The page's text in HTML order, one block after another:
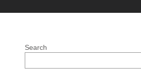
Search